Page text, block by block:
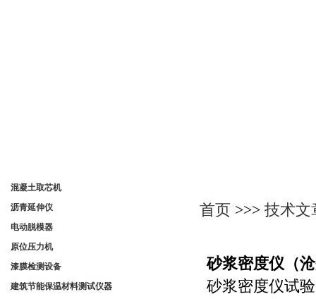
首页 >>> 技术文
砂浆密度仪（
砂浆密度仪试验
混凝土取芯机
沥青延伸仪
电动脱模器
原位压力机
漆膜检测设备
建筑节能保温材料测试仪器